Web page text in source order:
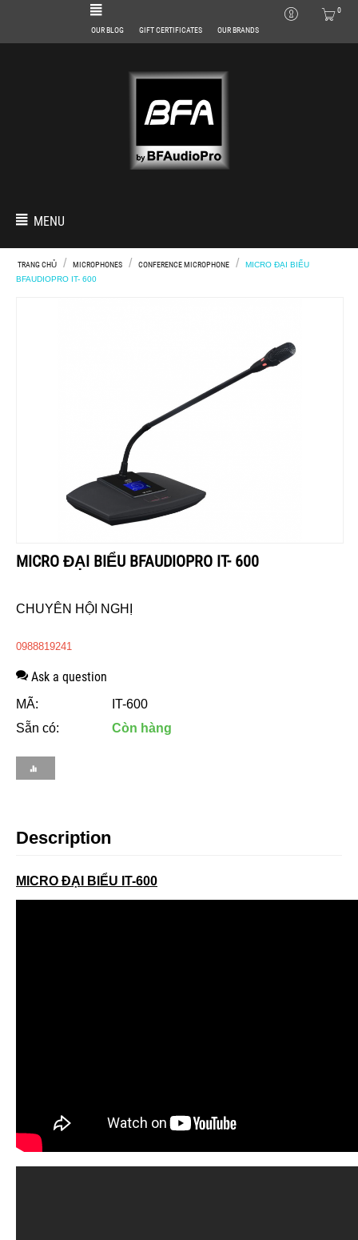
0
OUR BLOG GIFT CERTIFICATES OUR BRANDS
MENU
TRANG CHỦ / MICROPHONES / CONFERENCE MICROPHONE /
MICRO ĐẠI BIỂU
BFAUDIOPRO IT- 600
MICRO ĐẠI BIỂU BFAUDIOPRO IT- 600
CHUYÊN HỘI NGHỊ
0988819241
Ask a question
MÃ:
IT-600
Sẵn có:
Còn hàng
Description
MICRO ĐẠI BIỂU IT-600